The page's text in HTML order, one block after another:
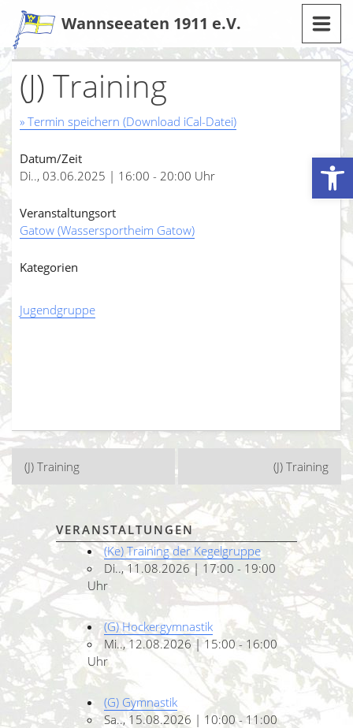
Werkzeugleiste öffnen
Zum
Inhalt
Wannseeaten 1911 e.V.
(J) Training
» Termin speichern (Download iCal-Datei)
Datum/Zeit
Di.., 03.06.2025 | 16:00 - 20:00 Uhr
Veranstaltungsort
Gatow (Wassersportheim Gatow)
Kategorien
Jugendgruppe
Beitragsnavigation
(J) Training (J) Training
VERANSTALTUNGEN
(Ke) Training der Kegelgruppe
Di.., 11.08.2026 | 17:00 - 19:00
Uhr
(G) Hockergymnastik
Mi.., 12.08.2026 | 15:00 - 16:00
Uhr
(G) Gymnastik
Sa.., 15.08.2026 | 10:00 - 11:00